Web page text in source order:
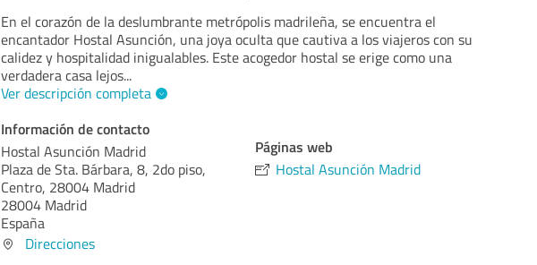
En el corazón de la deslumbrante metrópolis madrileña, se encuentra el
encantador Hostal Asunción, una joya oculta que cautiva a los viajeros con su
calidez y hospitalidad inigualables. Este acogedor hostal se erige como una
verdadera casa lejos...
Ver descripción completa
Información de contacto
Hostal Asunción Madrid
Plaza de Sta. Bárbara, 8, 2do piso,
Centro, 28004 Madrid
28004 Madrid
España
Direcciones
Páginas web
Hostal Asunción Madrid